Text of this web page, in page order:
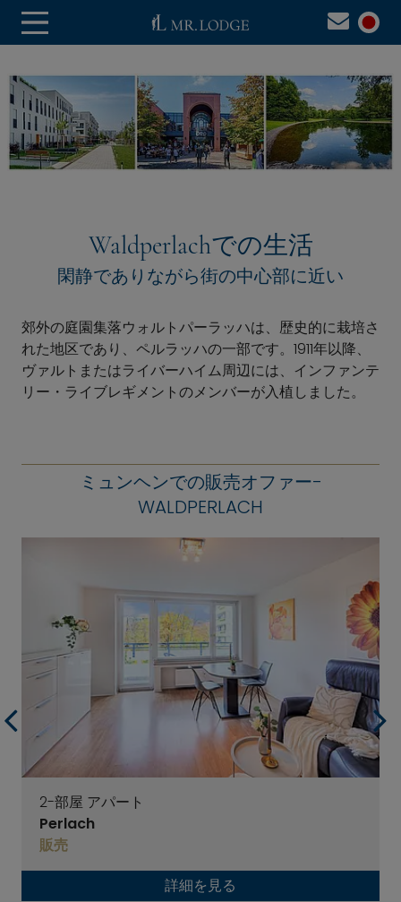
Waldperlachでの生活
閑静でありながら街の中心部に近い
郊外の庭園集落ウォルトパーラッハは、歴史的に栽培さ
れた地区であり、ペルラッハの一部です。1911年以降、
ヴァルトまたはライバーハイム周辺には、インファンテ
リー・ライブレギメントのメンバーが入植しました。
ミュンヘンでの販売オファー-
WALDPERLACH
2-部屋 アパート
Perlach
販売
詳細を見る